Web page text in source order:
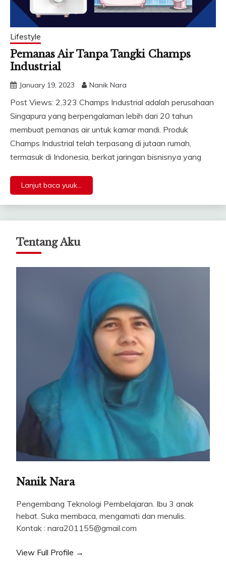
Lifestyle
Pemanas Air Tanpa Tangki Champs
Industrial
January 19, 2023 Nanik Nara
Post Views: 2,323 Champs Industrial adalah perusahaan
Singapura yang berpengalaman lebih dari 20 tahun
membuat pemanas air untuk kamar mandi. Produk
Champs Industrial telah terpasang di jutaan rumah,
termasuk di Indonesia, berkat jaringan bisnisnya yang
Lanjut baca yuuk...
Tentang Aku
Nanik Nara
Pengembang Teknologi Pembelajaran. Ibu 3 anak
hebat. Suka membaca, mengamati dan menulis.
Kontak : nara201155@gmail.com
View Full Profile →